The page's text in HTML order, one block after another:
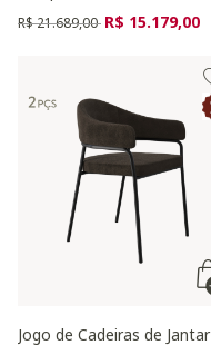
Preço reduzido de
R$ 21.689,00 para
R$ 15.179,00
Jogo de Cadeiras de Jantar